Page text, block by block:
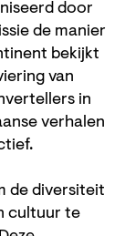
door
de manier
bekijkt
van
in
verhalen
de diversiteit
cultuur te